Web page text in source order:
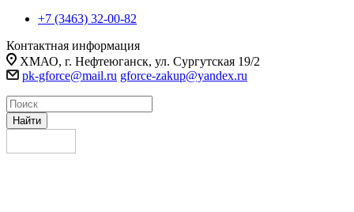
+7 (3463) 32-00-82
Контактная информация
ХМАО, г. Нефтеюганск, ул. Сургутская 19/2
pk-gforce@mail.ru gforce-zakup@yandex.ru
Найти